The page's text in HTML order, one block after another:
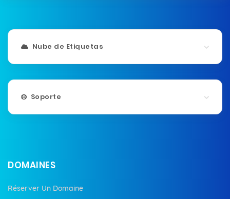
Nube de Etiquetas
Soporte
DOMAINES
Réserver Un Domaine